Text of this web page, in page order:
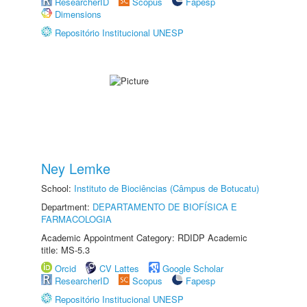
Dimensions
Repositório Institucional UNESP
Ney Lemke
School: Instituto de Biociências (Câmpus de Botucatu)
Department: DEPARTAMENTO DE BIOFÍSICA E
FARMACOLOGIA
Academic Appointment Category: RDIDP Academic
title: MS-5.3
Orcid
CV Lattes
Google Scholar
ResearcherID
Scopus
Fapesp
Repositório Institucional UNESP